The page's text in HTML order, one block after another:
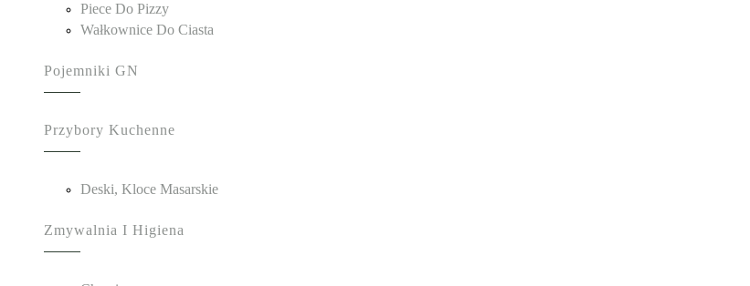
Piece Do Pizzy
Wałkownice Do Ciasta
Pojemniki GN
Przybory Kuchenne
Deski, Kloce Masarskie
Zmywalnia I Higiena